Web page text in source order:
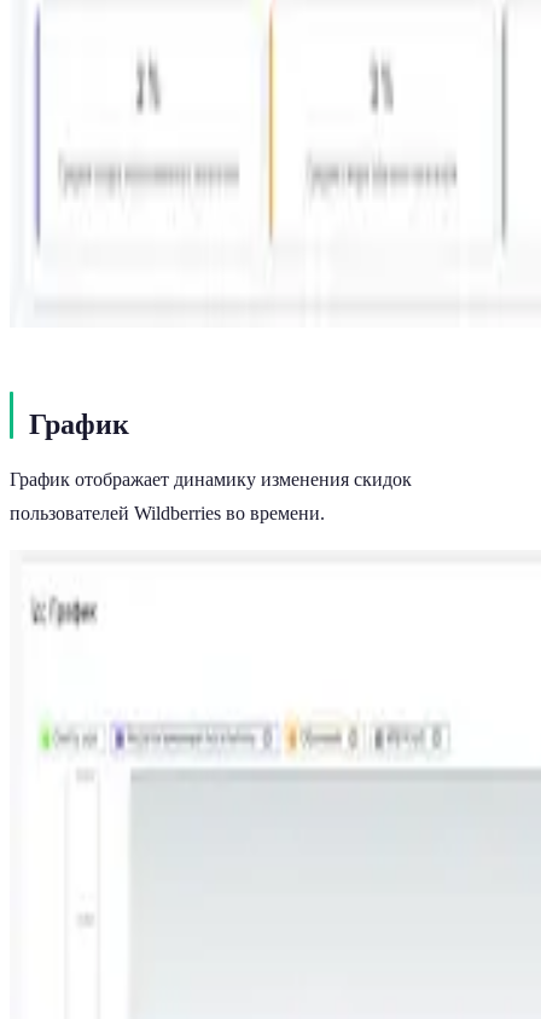
График
График отображает динамику изменения скидок
пользователей Wildberries во времени.